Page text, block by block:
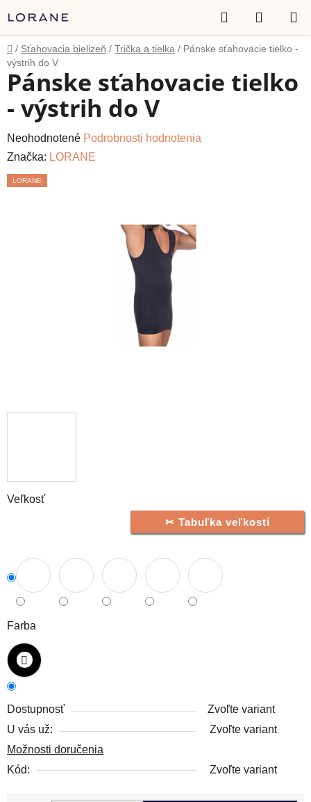
na
obsah
Hľadať
KOŠÍK
Domov
/ Sťahovacia bielizeň / Trička a tielka / Pánske sťahovacie tielko -
výstrih do V
Tabuľka veľkostí
Veľkosť
Farba
Dostupnosť
Zvoľte variant
U vás už:
Zvoľte variant
Možnosti doručenia
Kód:
Zvoľte variant
Pánske sťahovacie tielko
- výstrih do V
Priemerné
hodnotenie
produktu
Neohodnotené Podrobnosti hodnotenia
Značka: LORANE
LORANE